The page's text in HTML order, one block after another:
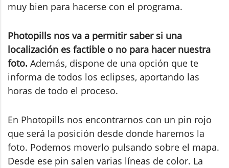
muy bien para hacerse con el programa.
Photopills nos va a permitir saber si una
localización es factible o no para hacer nuestra
foto. Además, dispone de una opción que te
informa de todos los eclipses, aportando las
horas de todo el proceso.
En Photopills nos encontrarnos con un pin rojo
que será la posición desde donde haremos la
foto. Podemos moverlo pulsando sobre el mapa.
Desde ese pin salen varias líneas de color. La